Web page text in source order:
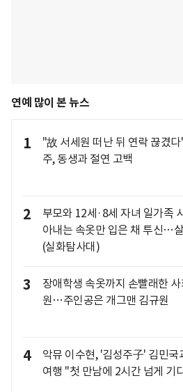
연예 많이 본 뉴스
1
"故 서세원 떠난 뒤 연락 끊겼
주, 동생과 절연 고백
2
부모와 12세·8세 자녀 일가족
아내는 속옷만 입은 채 투신…
(실화탐사대)
3
장애학생 속옷까지 손빨래한
원…주인공은 개그맨 김규원
4
악뮤 이수현, '김성주子' 김민국
여행 "첫 만남에 2시간 넘게 기